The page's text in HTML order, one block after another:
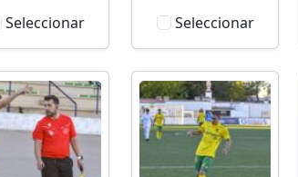
Seleccionar Seleccionar